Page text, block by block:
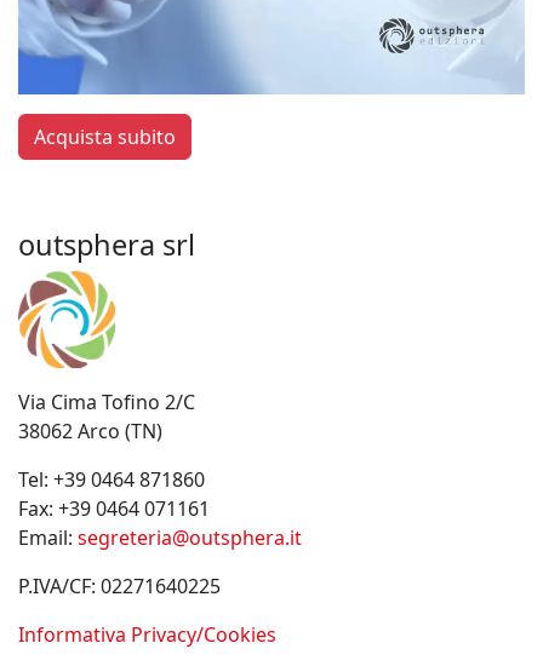
Acquista subito
outsphera srl
Via Cima Tofino 2/C
38062 Arco (TN)
Tel: +39 0464 871860
Fax: +39 0464 071161
Email: segreteria@outsphera.it
P.IVA/CF: 02271640225
Informativa Privacy/Cookies